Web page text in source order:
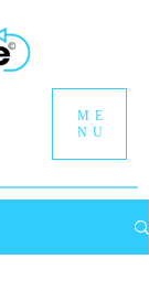
ME
NU